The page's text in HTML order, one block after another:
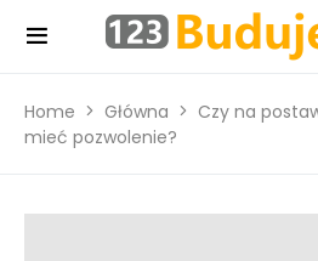
Home Główna
Czy na
mieć pozwolenie?